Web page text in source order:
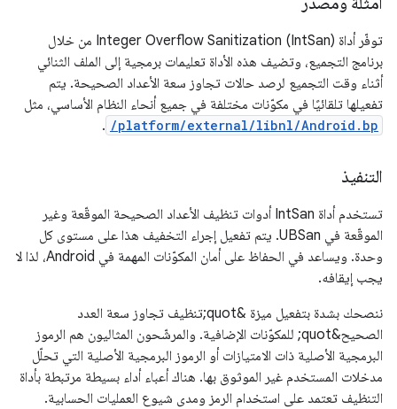
توفّر أداة Integer Overflow Sanitization (IntSan) من خلال
برنامج التجميع، وتضيف هذه الأداة تعليمات برمجية إلى الملف الثنائي
أثناء وقت التجميع لرصد حالات تجاوز سعة الأعداد الصحيحة. يتم
تفعيلها تلقائيًا في مكوّنات مختلفة في جميع أنحاء النظام الأساسي، مثل
/platform/external/libnl/Android.bp
.
التنفيذ
تستخدم أداة IntSan أدوات تنظيف الأعداد الصحيحة الموقّعة وغير
الموقّعة في UBSan. يتم تفعيل إجراء التخفيف هذا على مستوى كل
وحدة. ويساعد في الحفاظ على أمان المكوّنات المهمة في Android، لذا لا
يجب إيقافه.
ننصحك بشدة بتفعيل ميزة &quot;تنظيف تجاوز سعة العدد
الصحيح&quot; للمكوّنات الإضافية. والمرشّحون المثاليون هم الرموز
البرمجية الأصلية ذات الامتيازات أو الرموز البرمجية الأصلية التي تحلّل
مدخلات المستخدم غير الموثوق بها. هناك أعباء أداء بسيطة مرتبطة بأداة
التنظيف تعتمد على استخدام الرمز ومدى شيوع العمليات الحسابية.